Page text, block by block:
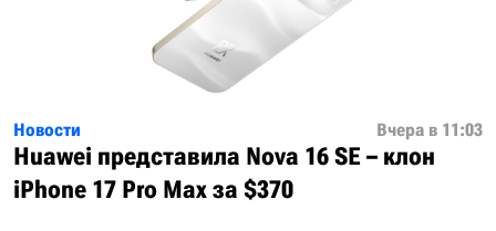
Новости Вчера в 11:03
Huawei представила Nova 16 SE – клон
iPhone 17 Pro Max за $370